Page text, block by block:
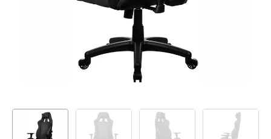
GAMING pasaule >
Portatīvie datori un piederumi
Audio
Stacionārie datori un piederumi
Stacionārie datori